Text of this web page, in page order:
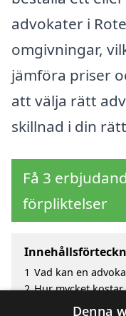
advokater i
omgivningar,
jämföra priser
att välja rätt
skillnad i din
Få 3
förpliktelser
1 Vad kan en
2 Hur mycket kostar
Fördelar med att
Denna